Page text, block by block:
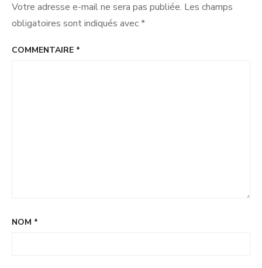
Votre adresse e-mail ne sera pas publiée. Les champs
obligatoires sont indiqués avec*
COMMENTAIRE *
NOM *